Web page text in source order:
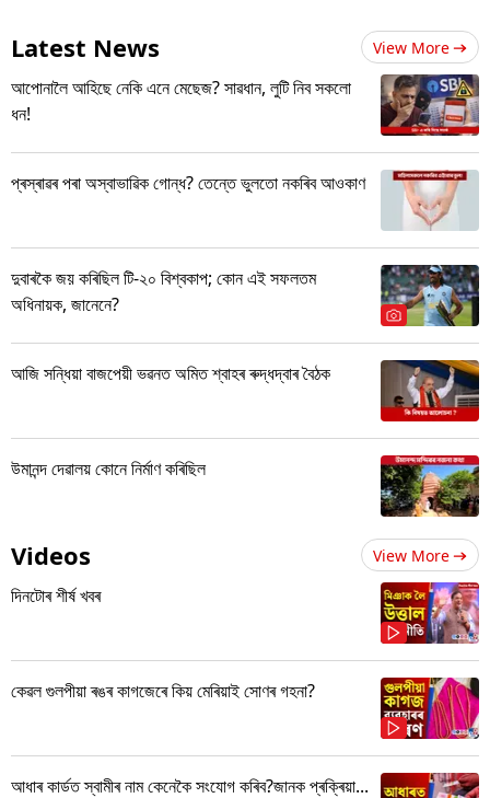
Latest News View More
আপোনালৈ আহিছে নেকি এনে মেছেজ? সাৱধান, লুটি নিব সকলো
ধন!
প্ৰস্ৰাৱৰ পৰা অস্বাভাৱিক গোন্ধ? তেন্তে ভুলতো নকৰিব আওকাণ
দুবাৰকৈ জয় কৰিছিল টি-২০ বিশ্বকাপ; কোন এই সফলতম
অধিনায়ক, জানেনে?
আজি সন্ধিয়া বাজপেয়ী ভৱনত অমিত শ্বাহৰ ৰুদ্ধদ্বাৰ বৈঠক
উমানন্দ দেৱালয় কোনে নিৰ্মাণ কৰিছিল
Videos View More
দিনটোৰ শীৰ্ষ খবৰ
কেৱল গুলপীয়া ৰঙৰ কাগজেৰে কিয় মেৰিয়াই সোণৰ গহনা?
আধাৰ কাৰ্ডত স্বামীৰ নাম কেনেকৈ সংযোগ কৰিব?জানক প্ৰক্ৰিয়া...